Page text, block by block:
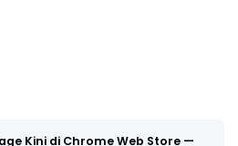
Kini di Chrome Web Store —